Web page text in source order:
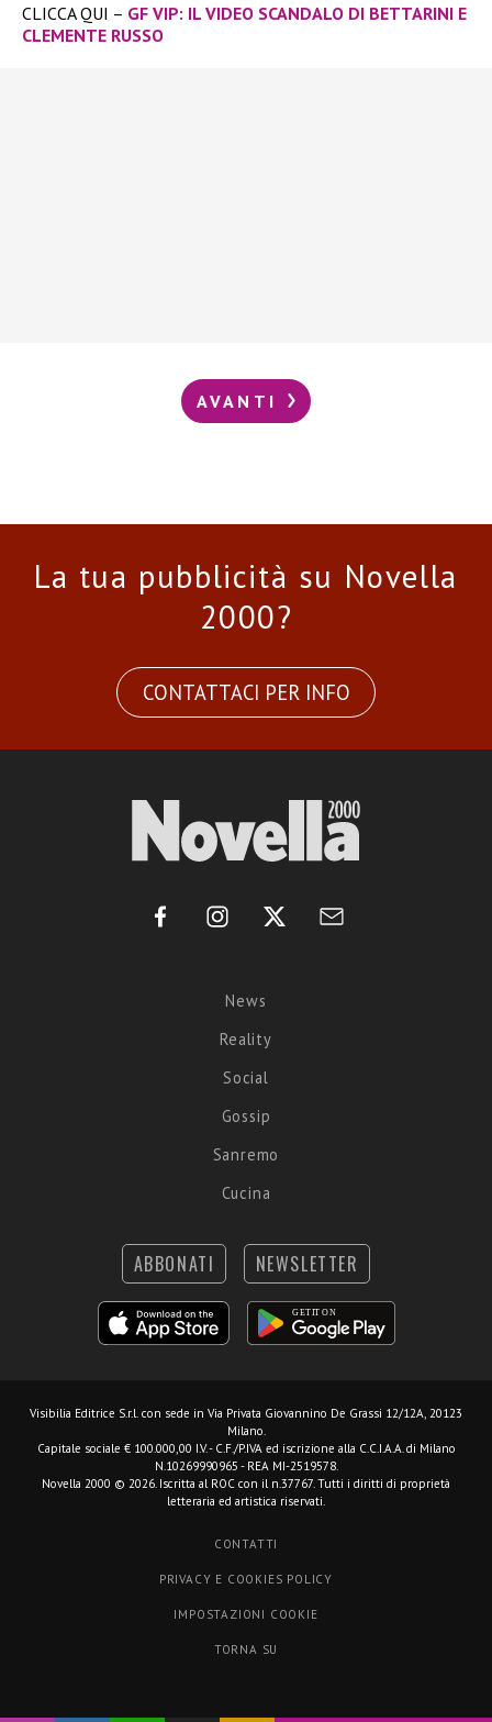
CLICCA QUI – GF VIP: IL VIDEO SCANDALO DI BETTARINI E
CLEMENTE RUSSO
AVANTI
La tua pubblicità su Novella
2000?
CONTATTACI PER INFO
News
Reality
Social
Gossip
Sanremo
Cucina
ABBONATI NEWSLETTER
Visibilia Editrice S.r.l. con sede in Via Privata Giovannino De Grassi 12/12A, 20123
Milano.
Capitale sociale € 100.000,00 I.V. - C.F./P.IVA ed iscrizione alla C.C.I.A.A. di Milano
N.10269990965 - REA MI-2519578.
Novella 2000 © 2026. Iscritta al ROC con il n.37767. Tutti i diritti di proprietà
letteraria ed artistica riservati.
CONTATTI
PRIVACY E COOKIES POLICY
IMPOSTAZIONI COOKIE
TORNA SU